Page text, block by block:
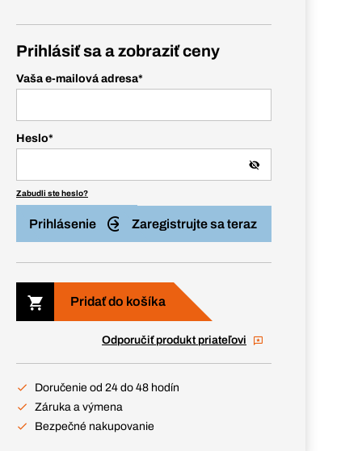
Prihlásiť sa a zobraziť ceny
Vaša e-mailová adresa*
Heslo*
Zabudli ste heslo?
Prihlásenie Zaregistrujte sa teraz
Pridať do košíka
Odporučiť produkt priateľovi
Doručenie od 24 do 48 hodín
Záruka a výmena
Bezpečné nakupovanie